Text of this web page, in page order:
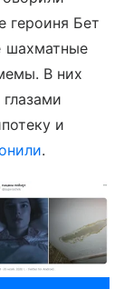
героиня Бет
шахматные
В них
и
.